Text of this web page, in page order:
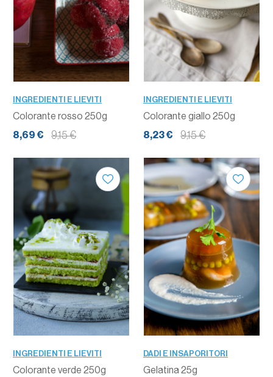
INGREDIENTI E LIEVITI
Colorante rosso 250g
8,69 €
9,15 €
INGREDIENTI E LIEVITI
Colorante giallo 250g
8,23 €
9,15 €
QUANTITÀ
INGREDIENTI E LIEVITI
Colorante verde 250g
QUANTITÀ
DADI E INSAPORITORI
Gelatina 25g